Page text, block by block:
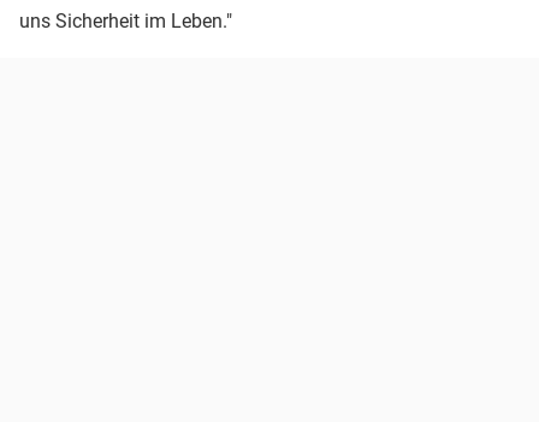
uns Sicherheit im Leben."